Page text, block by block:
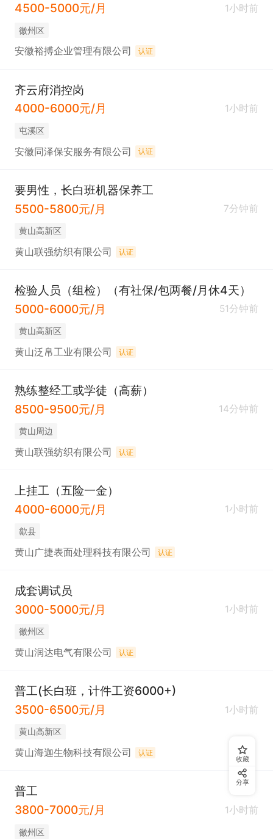
4500-5000元/月
1小时前
徽州区
安徽裕搏企业管理有限公司 认证
齐云府消控岗
4000-6000元/月
1小时前
屯溪区
安徽同泽保安服务有限公司 认证
要男性，长白班机器保养工
5500-5800元/月
7分钟前
黄山高新区
黄山联强纺织有限公司 认证
检验人员（组检）（有社保/包两餐/月休4天）
5000-6000元/月
51分钟前
黄山高新区
黄山泛帛工业有限公司 认证
熟练整经工或学徒（高薪）
8500-9500元/月
14分钟前
黄山周边
黄山联强纺织有限公司 认证
上挂工（五险一金）
4000-6000元/月
1小时前
歙县
黄山广捷表面处理科技有限公司 认证
成套调试员
3000-5000元/月
1小时前
徽州区
黄山润达电气有限公司 认证
普工(长白班，计件工资6000+)
3500-6500元/月
1小时前
黄山高新区
黄山海迦生物科技有限公司 认证
普工
3800-7000元/月
1小时前
徽州区
收藏
分享